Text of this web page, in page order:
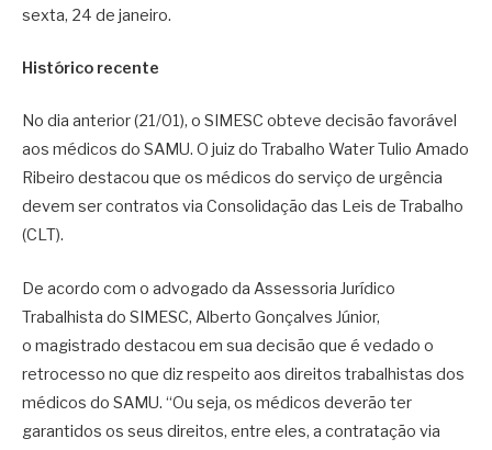
sexta, 24 de janeiro.
Histórico recente
No dia anterior (21/01), o SIMESC obteve decisão favorável
aos médicos do SAMU. O juiz do Trabalho Water Tulio Amado
Ribeiro destacou que os médicos do serviço de urgência
devem ser contratos via Consolidação das Leis de Trabalho
(CLT).
De acordo com o advogado da Assessoria Jurídico
Trabalhista do SIMESC, Alberto Gonçalves Júnior,
o magistrado destacou em sua decisão que é vedado o
retrocesso no que diz respeito aos direitos trabalhistas dos
médicos do SAMU. “Ou seja, os médicos deverão ter
garantidos os seus direitos, entre eles, a contratação via